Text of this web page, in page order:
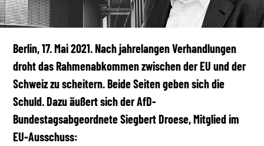
Berlin, 17. Mai 2021. Nach jahrelangen Verhandlungen
droht das Rahmenabkommen zwischen der EU und der
Schweiz zu scheitern. Beide Seiten geben sich die
Schuld. Dazu äußert sich der AfD-
Bundestagsabgeordnete Siegbert Droese, Mitglied im
EU-Ausschuss: